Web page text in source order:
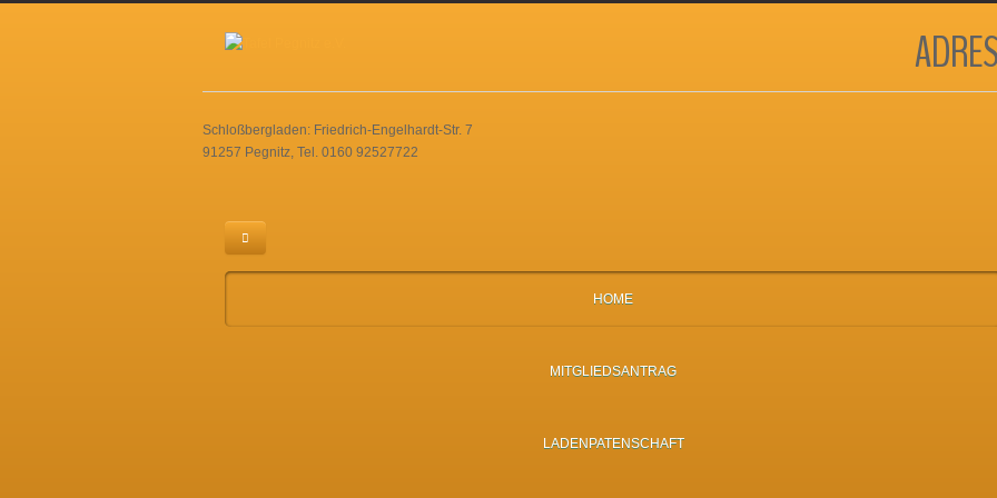
Schloßbergladen: Friedrich-Engelhardt-Str. 7
91257 Pegnitz, Tel. 0160 92527722
HOME
MITGLIEDSANTRAG
LADENPATENSCHAFT